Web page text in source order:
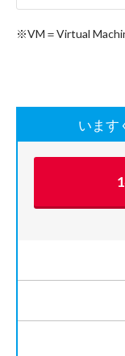
※VM＝Virtual
います